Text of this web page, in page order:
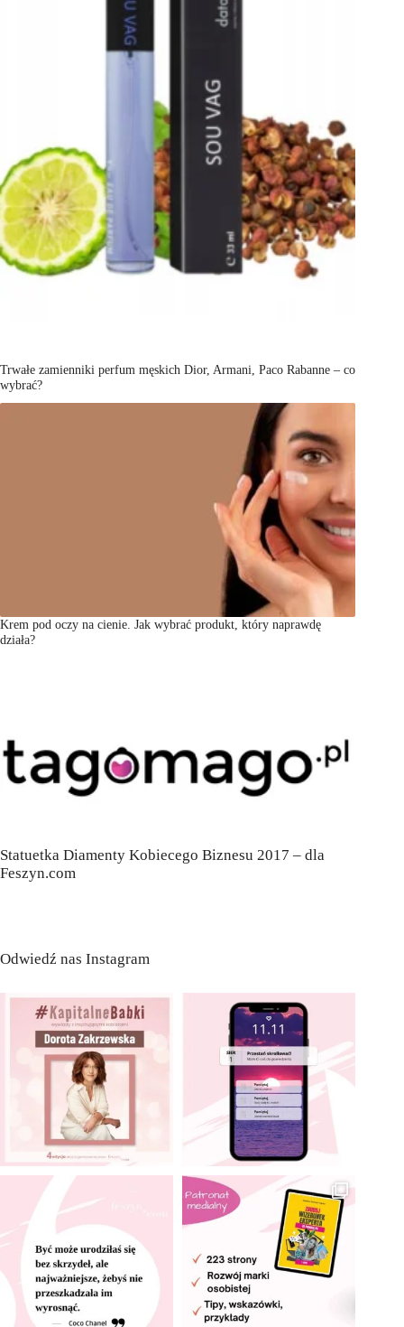
Trwałe zamienniki perfum męskich Dior, Armani, Paco Rabanne – co
wybrać?
Krem pod oczy na cienie. Jak wybrać produkt, który naprawdę
działa?
Statuetka Diamenty Kobiecego Biznesu 2017 – dla
Feszyn.com
Odwiedź nas Instagram